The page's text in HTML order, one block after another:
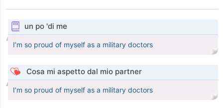
un po 'di me
I’m so proud of myself as a military doctors
Cosa mi aspetto dal mio partner
I’m so proud of myself as a military doctors